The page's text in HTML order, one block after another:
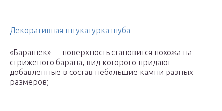
Декоративная штукатурка шуба
«Барашек» — поверхность становится похожа на
стриженого барана, вид которого придают
добавленные в состав небольшие камни разных
размеров;